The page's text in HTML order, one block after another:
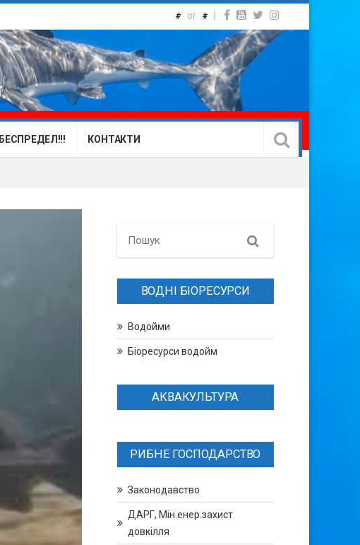
# or #
БЕСПРЕДЕЛ!!! КОНТАКТИ
Search
ВОДНІ БІОРЕСУРСИ
Водойми
Біоресурси водойм
АКВАКУЛЬТУРА
РИБНЕ ГОСПОДАРСТВО
Законодавство
ДАРГ, Мін.енер.захист
довкілля